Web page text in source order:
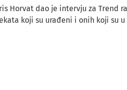
Horvat dao je intervju za Trend
koji su urađeni i onih koji su